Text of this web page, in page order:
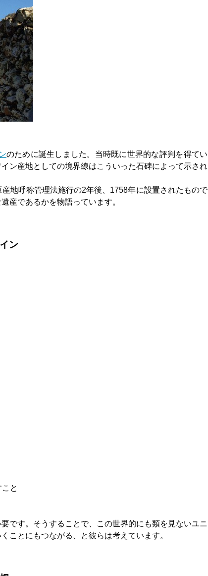
のために誕生しました。当時既に世界的な評判を得てい
ン産地としての境界線はこういった石碑によって示され
地呼称管理法施行の2年後、1758年に設置されたもので
産であるかを物語っています。
ン
と
です。そうすることで、この世界的にも類を見ないユニ
ことにもつながる、と彼らは考えています。